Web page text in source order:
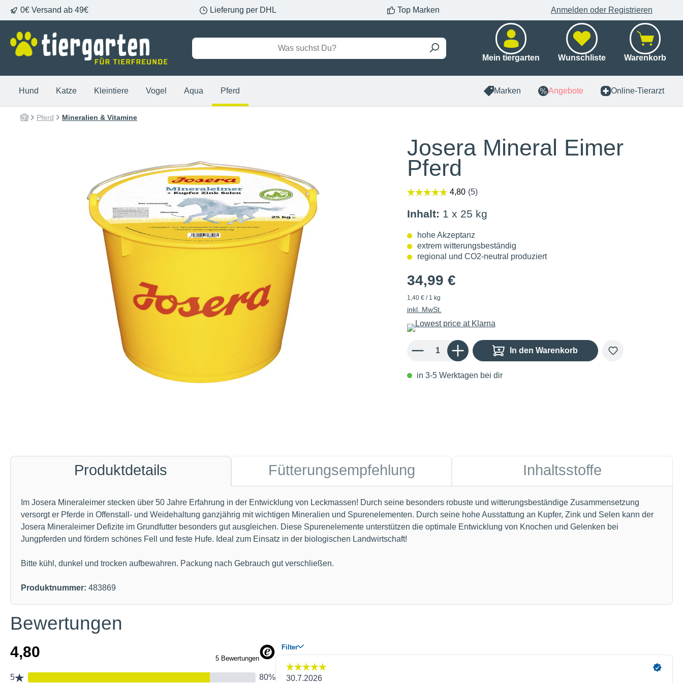
Zur Hauptnavigation springen
0€ Versand ab 49€ Lieferung per DHL Top Marken Anmelden oder Registrieren
Mein tiergarten Wunschliste Warenkorb
Hund Katze Kleintiere Vogel Aqua Pferd Marken Angebote Online-Tierarzt
Pferd Mineralien & Vitamine
Josera Mineral Eimer
Pferd
Inhalt: 1 x 25 kg
hohe Akzeptanz
extrem witterungsbeständig
regional und CO2-neutral produziert
34,99 €
1,40 € / 1 kg
inkl. MwSt.
Produkt Anzahl: Gib den gewünschten Wert ein oder benutze die Schaltflächen um die Anzahl zu
In den Warenkorb
in 3-5 Werktagen bei dir
Produktdetails Fütterungsempfehlung Inhaltsstoffe
Im Josera Mineraleimer stecken über 50 Jahre Erfahrung in der Entwicklung von Leckmassen! Durch seine besonders robuste und witterungsbeständige Zusammensetzung
versorgt er Pferde in Offenstall- und Weidehaltung ganzjährig mit wichtigen Mineralien und Spurenelementen. Durch seine hohe Ausstattung an Kupfer, Zink und Selen kann der
Josera Mineraleimer Defizite im Grundfutter besonders gut ausgleichen. Diese Spurenelemente unterstützen die optimale Entwicklung von Knochen und Gelenken bei
Jungpferden und fördern schönes Fell und feste Hufe. Ideal zum Einsatz in der biologischen Landwirtschaft!
Bitte kühl, dunkel und trocken aufbewahren. Packung nach Gebrauch gut verschließen.
Produktnummer: 483869
Bewertungen